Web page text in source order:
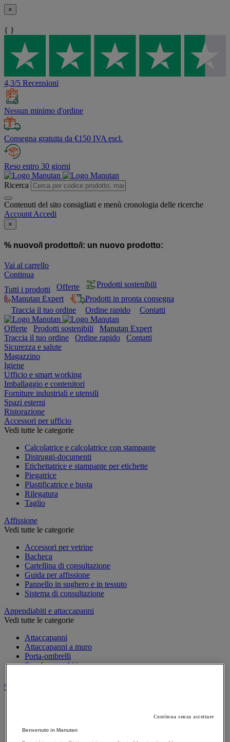
×
{ }
4,3/5 Recensioni
Nessun minimo d'ordine
Consegna gratuita da €150 IVA escl.
Reso entro 30 giorni
Ricerca
Contenuti del sito consigliati e menù cronologia delle ricerche
Account Accedi
×
% nuovo/i prodotto/i: un nuovo prodotto:
Vai al carrello
Continua
Tutti i prodotti
Offerte
Prodotti sostenibili
Manutan Expert
Prodotti in pronta consegna
Traccia il tuo ordine
Ordine rapido Contatti
Offerte Prodotti sostenibili
Manutan Expert
Traccia il tuo ordine
Ordine rapido
Contatti
Sicurezza e salute
Magazzino
Igiene
Ufficio e smart working
Imballaggio e contenitori
Forniture industriali e utensili
Spazi esterni
Ristorazione
Accessori per ufficio
Vedi tutte le categorie
Calcolatrice e calcolatrice con stampante
Distruggi-documenti
Etichettatrice e stampante per etichette
Piegatrice
Plastificatrice e busta
Rilegatura
Taglio
Affissione
Vedi tutte le categorie
Accessori per vetrine
Bacheca
Cartellina di consultazione
Guida per affissione
Pannello in sughero e in tessuto
Sistema di consultazione
Appendiabiti e attaccapanni
Vedi tutte le categorie
Attaccapanni
Attaccapanni a muro
Porta-ombrelli
Stand porta-abiti
Armadio e archiviazione
Vedi tutte le categorie
Armadio
Continua senza accettare
Benvenuto in Manutan